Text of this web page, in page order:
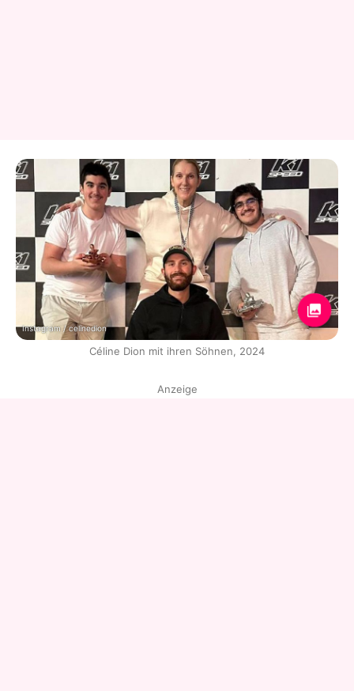
Instagram / celinedion
Céline Dion mit ihren Söhnen, 2024
Anzeige